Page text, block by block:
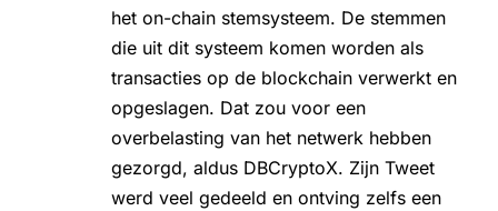
het on-chain stemsysteem. De stemmen
die uit dit systeem komen worden als
transacties op de blockchain verwerkt en
opgeslagen. Dat zou voor een
overbelasting van het netwerk hebben
gezorgd, aldus DBCryptoX. Zijn Tweet
werd veel gedeeld en ontving zelfs een